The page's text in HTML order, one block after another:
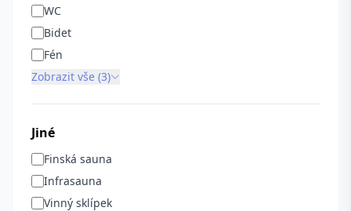
WC
Bidet
Fén
Zobrazit vše (3)
Jiné
Finská sauna
Infrasauna
Vinný sklípek